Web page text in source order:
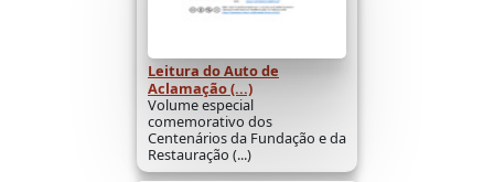
Leitura do Auto de
Aclamação (...)
Volume especial
comemorativo dos
Centenários da Fundação e da
Restauração (...)